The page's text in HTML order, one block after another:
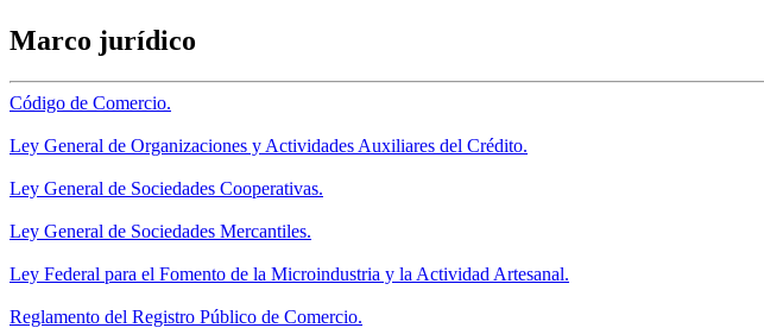
Marco jurídico
Código de Comercio.
Ley General de Organizaciones y Actividades Auxiliares del Crédito.
Ley General de Sociedades Cooperativas.
Ley General de Sociedades Mercantiles.
Ley Federal para el Fomento de la Microindustria y la Actividad Artesanal.
Reglamento del Registro Público de Comercio.